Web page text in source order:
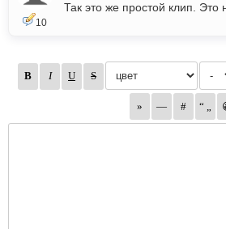
10
Так это же простой клип. Это